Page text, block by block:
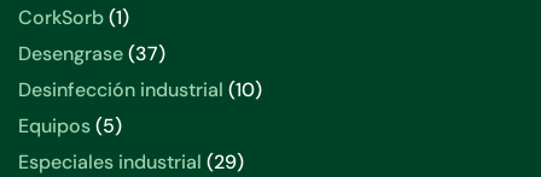
CorkSorb 11
producto
Desengrase 3737
productos
Desinfección industrial 1010
Equipos 55
productos
Especiales industrial 2929